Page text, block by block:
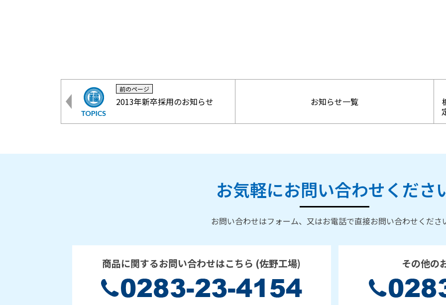
前のページ
2013年新卒採用のお知らせ お知らせ一覧
お気軽にお問い合わせくださ
お問い合わせはフォーム、又はお電話で直接お問い合わせくださ
商品に関するお問い合わせはこちら (佐野工場) その他の